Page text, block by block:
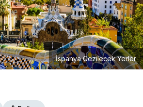
İspanya Gezilecek Yerler